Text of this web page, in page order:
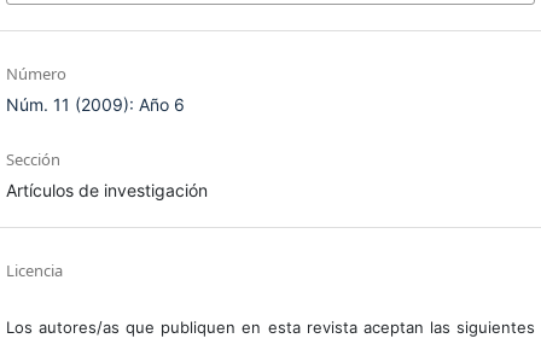
Número
Núm. 11 (2009): Año 6
Sección
Artículos de investigación
Licencia
Los autores/as que publiquen en esta revista aceptan las siguientes